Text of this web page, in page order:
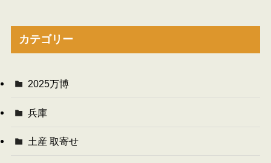
カテゴリー
2025万博
兵庫
土産 取寄せ